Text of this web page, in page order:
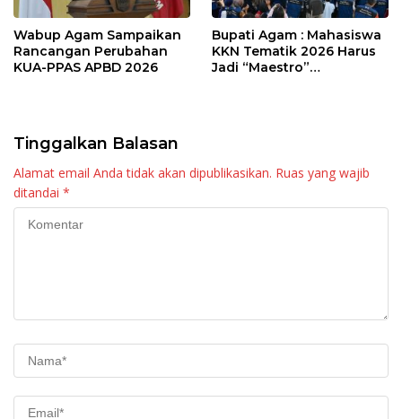
Wabup Agam Sampaikan
Rancangan Perubahan
KUA-PPAS APBD 2026
Bupati Agam : Mahasiswa
KKN Tematik 2026 Harus
Jadi “Maestro”
Tinggalkan Balasan
Alamat email Anda tidak akan dipublikasikan. Ruas yang wajib
ditandai *